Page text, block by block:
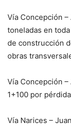
Vía Concepción
toneladas en
de construcción
obras
Vía Concepción
1+100 por
Vía Narices –